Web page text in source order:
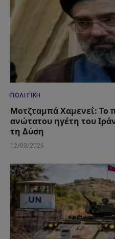
ΠΟΛΙΤΙΚΉ
Μοτζταμπά Χαμενεΐ: Το
ανώτατου ηγέτη του
τη Δύση
12/03/2026